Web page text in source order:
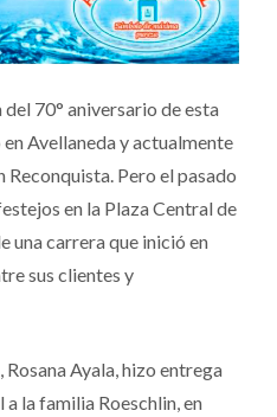
70° aniversario de esta
Avellaneda y actualmente
Reconquista. Pero el pasado
en la Plaza Central de
una carrera que inició en
sus clientes y
Ayala, hizo entrega
la familia Roeschlin, en